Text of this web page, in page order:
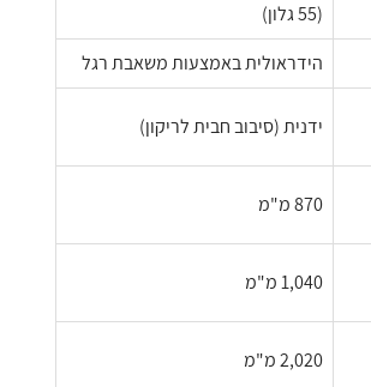
(55 גלון)
הידראולית באמצעות משאבת רגל
ידנית (סיבוב חבית לריקון)
870 מ"מ
1,040 מ"מ
2,020 מ"מ